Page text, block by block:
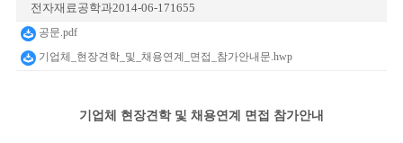
전자재료공학과2014-06-171655
공문.pdf
기업체_현장견학_및_채용연계_면접_참가안내문.hwp
기업체 현장견학 및 채용연계 면접 참가안내